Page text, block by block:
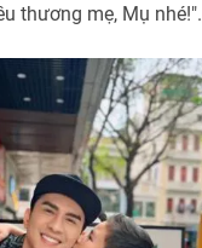
thương mẹ, Mụ nhé!".